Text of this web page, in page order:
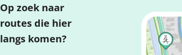
Op zoek naar
routes die hier
langs komen?